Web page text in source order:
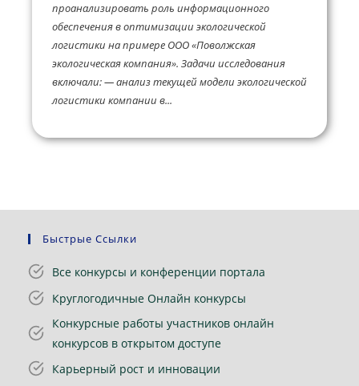
проанализировать роль информационного
обеспечения в оптимизации экологической
логистики на примере ООО «Поволжская
экологическая компания». Задачи исследования
включали: — анализ текущей модели экологической
логистики компании в...
Быстрые Ссылки
Все конкурсы и конференции портала
Круглогодичные Онлайн конкурсы
Конкурсные работы участников онлайн
конкурсов в открытом доступе
Карьерный рост и инновации